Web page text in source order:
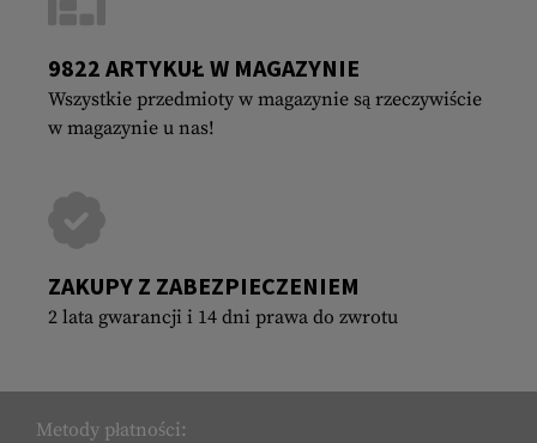
9822 ARTYKUŁ W MAGAZYNIE
Wszystkie przedmioty w magazynie są rzeczywiście
w magazynie u nas!
ZAKUPY Z ZABEZPIECZENIEM
2 lata gwarancji i 14 dni prawa do zwrotu
Metody płatności: